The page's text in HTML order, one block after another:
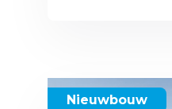
Nieuwbouw